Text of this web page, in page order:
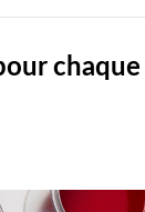
chaque